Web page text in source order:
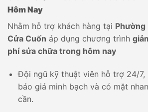
Hôm Nay
Nhằm hỗ trợ khách hàng tại Phường
Cửa Cuốn áp dụng chương trình
phí sửa chữa trong hôm nay
Đội ngũ kỹ thuật viên hỗ trợ 24/7,
báo giá minh bạch và có mặt
cần.